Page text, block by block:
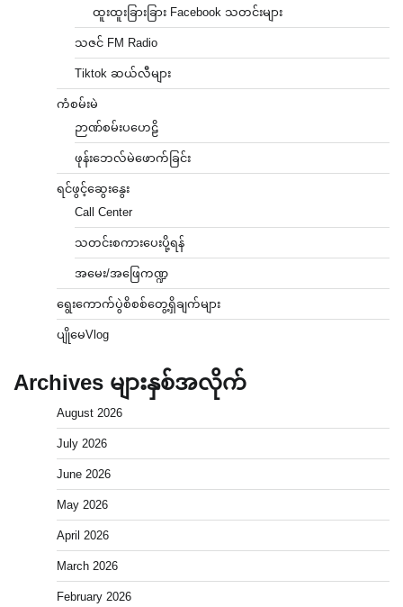
ထူးထူးခြားခြား Facebook သတင်းများ
သဇင် FM Radio
Tiktok ဆယ်လီများ
ကံစမ်းမဲ
ဉာဏ်စမ်းပဟေဠိ
ဖုန်းဘေလ်မဲဖောက်ခြင်း
ရင်ဖွင့်ဆွေးနွေး
Call Center
သတင်းစကားပေးပို့ရန်
အမေး/အဖြေကဏ္ဍ
ရွေးကောက်ပွဲစိစစ်တွေ့ရှိချက်များ
ပျိုမေVlog
Archives များနှစ်အလိုက်
August 2026
July 2026
June 2026
May 2026
April 2026
March 2026
February 2026